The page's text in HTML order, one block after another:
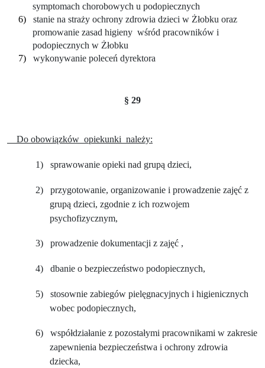
symptomach chorobowych u podopiecznych
6)
stanie na straży ochrony zdrowia dzieci w Żłobku oraz
promowanie zasad higieny wśród pracowników i
podopiecznych w Żłobku
7)
wykonywanie poleceń dyrektora
§ 29
Do obowiązków opiekunki należy:
1) sprawowanie opieki nad grupą dzieci,
2)
przygotowanie, organizowanie i prowadzenie zajęć z
grupą dzieci, zgodnie z ich rozwojem
psychofizycznym,
3) prowadzenie dokumentacji z zajęć ,
4) dbanie o bezpieczeństwo podopiecznych,
5)
stosownie zabiegów pielęgnacyjnych i higienicznych
wobec podopiecznych,
6)
współdziałanie z pozostałymi pracownikami w zakresie
zapewnienia bezpieczeństwa i ochrony zdrowia
dziecka,